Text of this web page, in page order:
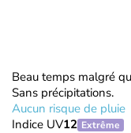
Beau temps malgré
Sans précipitations.
Aucun risque de pluie
Indice UV12 Extrême